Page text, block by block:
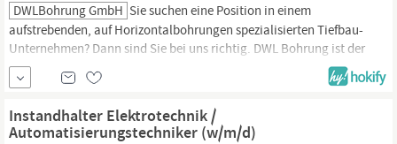
DWLBohrung GmbH Sie suchen eine Position in einem
aufstrebenden, auf Horizontalbohrungen spezialisierten Tiefbau-
Unternehmen? Dann sind Sie bei uns richtig. DWL Bohrung ist der
kompetente Partner für anspruchsvolle Projekte im Leitungsbau,
derzeit insbesondere Breitbandausbau. Wir suchen zum
nächstmöglichen Zeitpunkt für unsere Projekte mit Schwerpunkt
inSachsenundSachsen-Anhaltein Bohrteam
Instandhalter Elektrotechnik /
Automatisierungstechniker (w/m/d)